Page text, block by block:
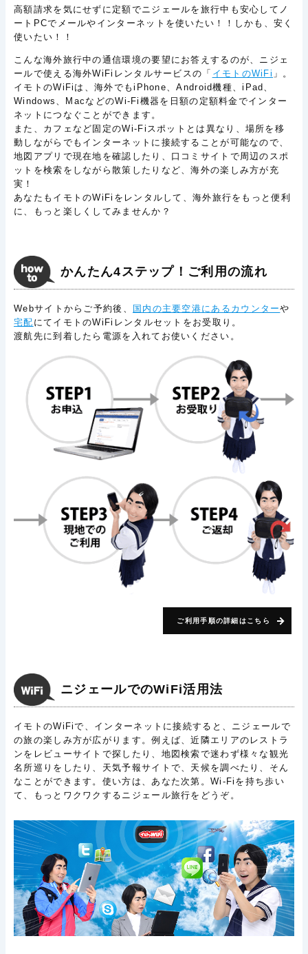
高額請求を気にせずに定額でニジェールを旅行中も安心してノ
ートPCでメールやインターネットを使いたい！！しかも、安く
使いたい！！
こんな海外旅行中の通信環境の要望にお答えするのが、ニジェ
ールで使える海外WiFiレンタルサービスの「 イモトのWiFi 」。
イモトのWiFiは、海外でもiPhone、Android機種、iPad、
Windows、MacなどのWi-Fi機器を日額の定額料金でインター
ネットにつなぐことができます。
また、カフェなど固定のWi-Fiスポットとは異なり、場所を移
動しながらでもインターネットに接続することが可能なので、
地図アプリで現在地を確認したり、口コミサイトで周辺のスポ
ットを検索をしながら散策したりなど、海外の楽しみ方が充
実！
あなたもイモトのWiFiをレンタルして、海外旅行をもっと便利
に、もっと楽しくしてみませんか？
かんたん4ステップ！ご利用の流れ
Webサイトからご予約後、 国内の主要空港にあるカウンターや
宅配 にてイモトのWiFiレンタルセットをお受取り。
渡航先に到着したら電源を入れてお使いください。
ご利用手順の詳細はこちら
ニジェールでのWiFi活用法
イモトのWiFiで、インターネットに接続すると、ニジェールで
の旅の楽しみ方が広がります。例えば、近隣エリアのレストラ
ンをレビューサイトで探したり、地図検索で迷わず様々な観光
名所巡りをしたり、天気予報サイトで、天候を調べたり、そん
なことができます。使い方は、あなた次第。Wi-Fiを持ち歩い
て、もっとワクワクするニジェール旅行をどうぞ。